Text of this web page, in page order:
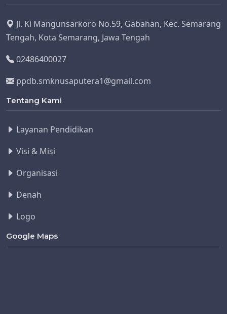
Jl. Ki Mangunsarkoro No.59, Gabahan, Kec. Semarang
Tengah, Kota Semarang, Jawa Tengah
02486400027
ppdb.smknusaputera1@gmail.com
Tentang Kami
Layanan Pendidikan
Visi & Misi
Organisasi
Denah
Logo
Google Maps